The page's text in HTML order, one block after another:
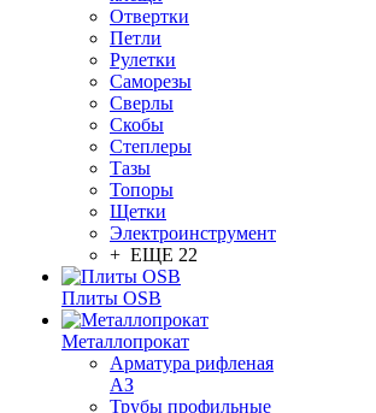
Отвертки
Петли
Рулетки
Саморезы
Сверлы
Скобы
Степлеры
Тазы
Топоры
Щетки
Электроинструмент
+ ЕЩЕ 22
Плиты OSB
Металлопрокат
Арматура рифленая
АЗ
Трубы профильные